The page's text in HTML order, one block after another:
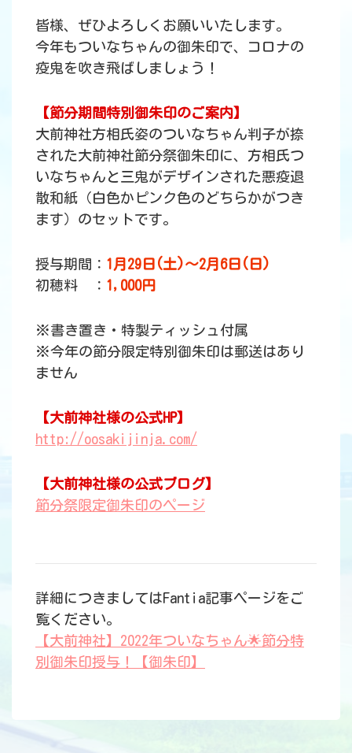
皆様、ぜひよろしくお願いいたします。
今年もついなちゃんの御朱印で、コロナの
疫鬼を吹き飛ばしましょう！
【節分期間特別御朱印のご案内】
大前神社方相氏姿のついなちゃん判子が捺
された大前神社節分祭御朱印に、方相氏つ
いなちゃんと三鬼がデザインされた悪疫退
散和紙（白色かピンク色のどちらかがつき
ます）のセットです。
授与期間： 1月29日(土)～2月6日(日)
初穂料 ： 1,000円
※書き置き・特製ティッシュ付属
※今年の節分限定特別御朱印は郵送はあり
ません
【大前神社様の公式HP】
http://oosakijinja.com/
【大前神社様の公式ブログ】
節分祭限定御朱印のページ
詳細につきましてはFantia記事ページをご
覧ください。
【大前神社】2022年ついなちゃん🌟節分特
別御朱印授与！【御朱印】